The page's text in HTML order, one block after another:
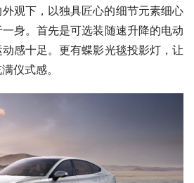
观下，以独具匠心的细节元素细心
身。首先是可选装随速升降的电动
感十足。更有蝶影光毯投影灯，让
仪式感。